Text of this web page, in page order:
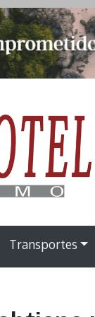
Transportes